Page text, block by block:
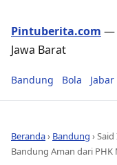
Pintuberita.com —
Jawa Barat
Bandung Bola Jabar
Beranda› Bandung ›
Bandung Aman dari PHK